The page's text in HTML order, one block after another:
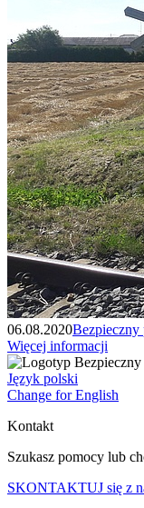
06.08.2020Bezpieczny
Więcej informacji
Język polski
Change for English
Kontakt
Szukasz pomocy lub
SKONTAKTUJ się z